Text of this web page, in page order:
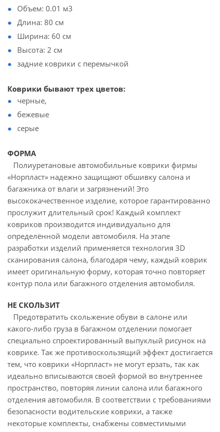
Объем: 0.01 м3
Длина: 80 см
Ширина: 60 см
Высота: 2 см
задние коврики с перемычкой
Коврики бывают трех цветов:
черные,
бежевые
серые
ФОРМА
Полиуретановые автомобильные коврики фирмы
«Норпласт» надежно защищают обшивку салона и
багажника от влаги и загрязнений! Это
высококачественное изделие, которое гарантированно
прослужит длительный срок! Каждый комплект
ковриков производится индивидуально для
определённой модели автомобиля. На этапе
разработки изделий применяется технология 3D
сканирования салона, благодаря чему, каждый коврик
имеет оригинальную форму, которая точно повторяет
контур пола или багажного отделения автомобиля.
НЕ СКОЛЬЗИТ
Предотвратить скольжение обуви в салоне или
какого-либо груза в багажном отделении помогает
специально спроектированный выпуклый рисунок на
коврике. Так же противоскользящий эффект достигается
тем, что коврики «Норпласт» не могут ерзать, так как
идеально вписываются своей формой во внутреннее
пространство, повторяя линии салона или багажного
отделения автомобиля. В соответствии с требованиями
безопасности водительские коврики, а также
некоторые комплекты, снабжены совместимыми